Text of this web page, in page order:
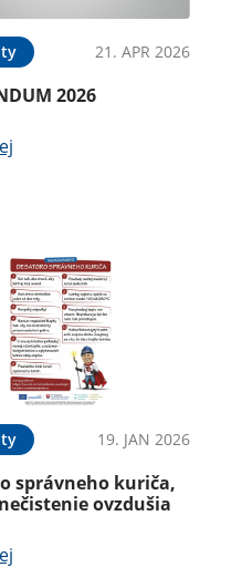
21. APR 2026
2026
19. JAN 2026
správneho kuriča,
ovzdušia